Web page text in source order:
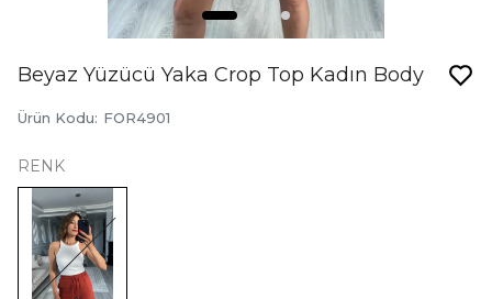
Beyaz Yüzücü Yaka Crop Top Kadın Body
Ürün Kodu: FOR4901
RENK